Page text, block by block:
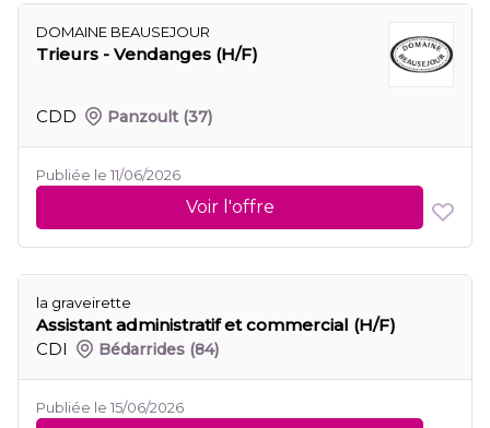
DOMAINE BEAUSEJOUR
Trieurs - Vendanges (H/F)
CDD Panzoult (37)
Publiée le 11/06/2026
Voir l'offre
la graveirette
Assistant administratif et commercial (H/F)
CDI
Bédarrides (84)
Publiée le 15/06/2026